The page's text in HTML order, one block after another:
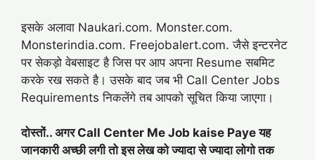
इसके अलावा Naukari.com. Monster.com.
Monsterindia.com. Freejobalert.com. जैसे इन्टरनेट
पर सेकड़ो वेबसाइट है जिस पर आप अपना Resume सबमिट
करके रख सकते है। उसके बाद जब भी Call Center Jobs
Requirements निकलेंगे तब आपको सूचित किया जाएगा।
दोस्तों.. अगर Call Center Me Job kaise Paye यह
जानकारी अच्छी लगी तो इस लेख को ज्यादा से ज्यादा लोगो तक